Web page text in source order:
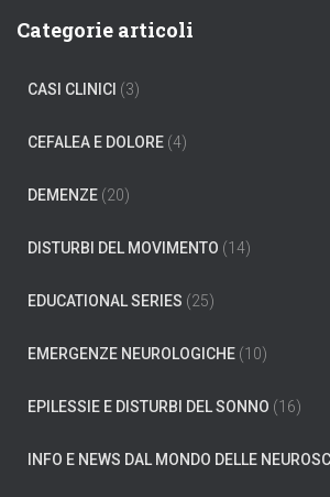
e
Categorie articoli
CASI CLINICI (3)
CEFALEA E DOLORE (4)
DEMENZE (20)
DISTURBI DEL MOVIMENTO (14)
EDUCATIONAL SERIES (25)
EMERGENZE NEUROLOGICHE (10)
EPILESSIE E DISTURBI DEL SONNO (16)
INFO E NEWS DAL MONDO DELLE